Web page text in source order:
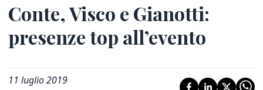
Conte, Visco e Gianotti:
presenze top all’evento
11 luglio 2019